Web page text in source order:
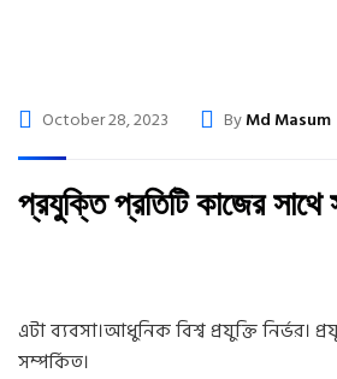
October 28, 2023 ByMd Masum
প্রযুক্তি প্রতিটি কাজের সাথে
এটা ব্যবসা।আধুনিক বিশ্ব প্রযুক্তি নির্ভর।
সম্পর্কিত।